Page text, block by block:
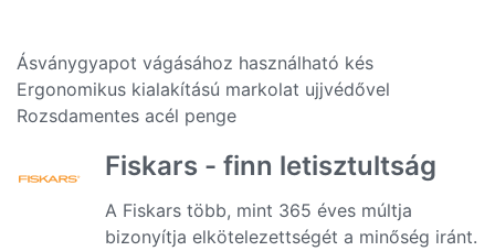
Ásványgyapot vágásához használható kés
Ergonomikus kialakítású markolat ujjvédővel
Rozsdamentes acél penge
Fiskars - finn letisztultság
A Fiskars több, mint 365 éves múltja
bizonyítja elkötelezettségét a minőség iránt.